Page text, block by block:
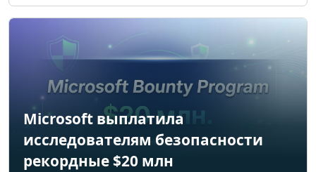
Microsoft выплатила
исследователям безопасности
рекордные $20 млн